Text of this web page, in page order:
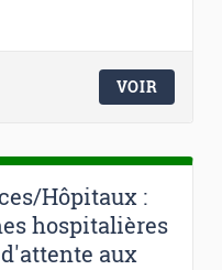
VOIR
Hôpitaux :
hospitalières
aux